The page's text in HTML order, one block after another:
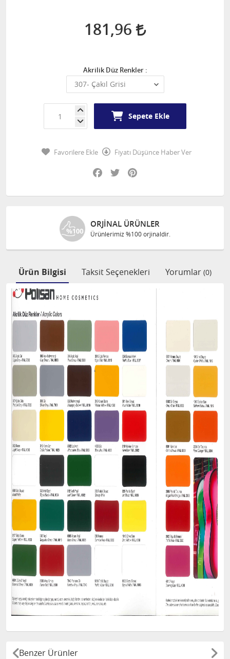
181,96
Akrilik Düz Renkler :
Sepete Ekle
Favorilere Ekle
Fiyatı Düşünce Haber Ver
Facebook
Twitter
ÜCRETSIZ KARGO
1000 TL ve üzeri
Ürün Bilgisi Taksit Seçenekleri Yorumlar (0)
Benzer Ürünler